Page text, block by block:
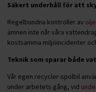
Säkert underhåll för att
Regelbundna kontroller av
ämnen inte når våra
kostsamma miljöincidenter
Teknik som sparar både
Vår egen recycler-spolbil
under arbetets gång, vid